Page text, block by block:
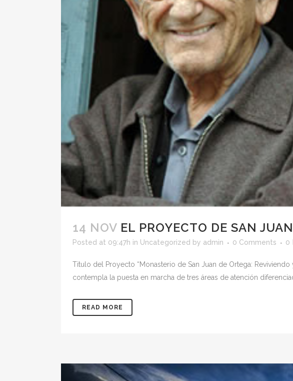
14 NOV EL PROYECTO DE SAN
Posted at 09:47h in Uncategorized by admin 0 Comments 0
Titulo del Proyecto “Monasterio de San Juan de Ortega:
contempla la puesta en marcha de tres áreas de atención
READ MORE